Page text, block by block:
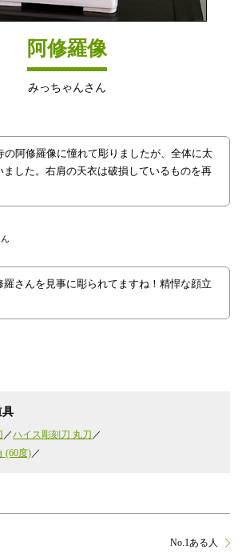
阿修羅像
みっちゃんさん
の阿修羅像に憧れて彫りましたが、全体に太
ました。右肩の天衣は破損しているものを再
羅さんを見事に彫られてますね！精悍な顔立
具
ハイス彫刻刀 丸刀
(60度)
No.1ある人